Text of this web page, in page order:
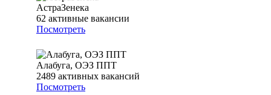
АстраЗенека
62 активные вакансии
Посмотреть
Алабуга, ОЭЗ ППТ
2489 активных вакансий
Посмотреть